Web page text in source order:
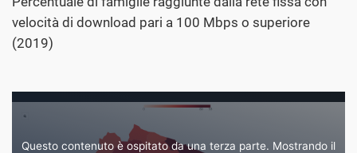
velocità di download pari a 100 Mbps o superiore
(2019)
Questo contenuto è ospitato da una terza parte. Mostrando il